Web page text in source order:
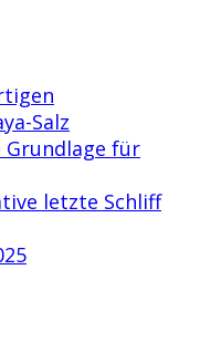
Salz
für
letzte Schliff